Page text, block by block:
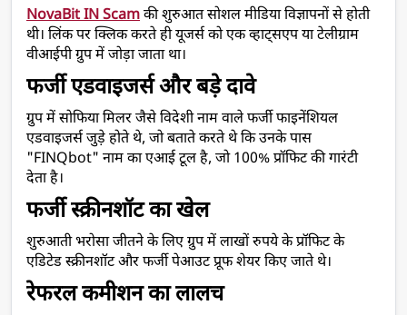
NovaBit IN Scam की शुरुआत सोशल मीडिया विज्ञापनों से होती
थी। लिंक पर क्लिक करते ही यूजर्स को एक व्हाट्सएप या टेलीग्राम
वीआईपी ग्रुप में जोड़ा जाता था।
फर्जी एडवाइजर्स और बड़े दावे
ग्रुप में सोफिया मिलर जैसे विदेशी नाम वाले फर्जी फाइनेंशियल
एडवाइजर्स जुड़े होते थे, जो बताते करते थे कि उनके पास
"FINQbot" नाम का एआई टूल है, जो 100% प्रॉफिट की गारंटी
देता है।
फर्जी स्क्रीनशॉट का खेल
शुरुआती भरोसा जीतने के लिए ग्रुप में लाखों रुपये के प्रॉफिट के
एडिटेड स्क्रीनशॉट और फर्जी पेआउट प्रूफ शेयर किए जाते थे।
रेफरल कमीशन का लालच